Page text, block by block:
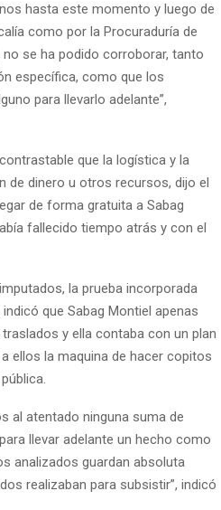
hasta este momento y luego de
como por la Procuraduría de
no se ha podido corroborar, tanto
específica, como que los
para llevarlo adelante”,
que la logística y la
de dinero u otros recursos, dijo el
de forma gratuita a Sabag
fallecido tiempo atrás y con el
la prueba incorporada
que Sabag Montiel apenas
y ella contaba con un plan
ellos la maquina de hacer copitos
al atentado ninguna suma de
llevar adelante un hecho como
analizados guardan absoluta
realizaban para subsistir”, indicó